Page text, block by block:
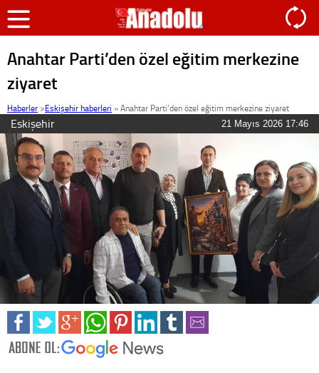
Anahtar Parti’den özel eğitim merkezine
ziyaret
Haberler >Eskişehir haberleri »Anahtar Parti’den özel eğitim merkezine ziyaret
Eskişehir 21 Mayıs 2026 17:46